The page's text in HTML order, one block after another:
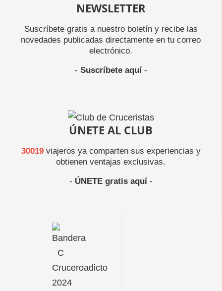
NEWSLETTER
Suscríbete gratis a nuestro boletín y recibe las
novedades publicadas directamente en tu correo
electrónico.
- Suscríbete aquí-
ÚNETE AL CLUB
30019viajeros ya comparten sus experiencias y
obtienen ventajas exclusivas.
- ÚNETE gratis aquí-